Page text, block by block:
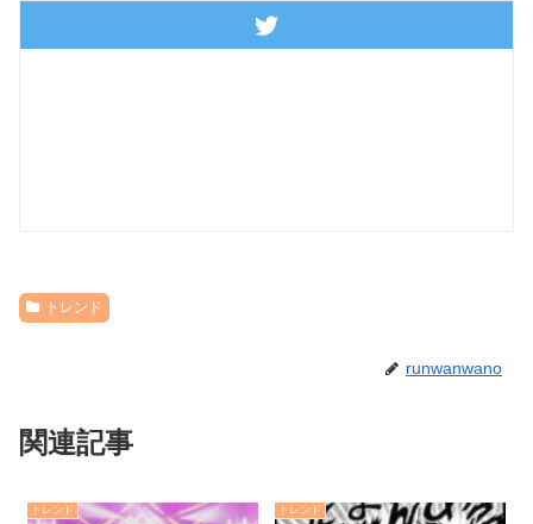
トレンド
runwanwano
関連記事
トレンド トレンド